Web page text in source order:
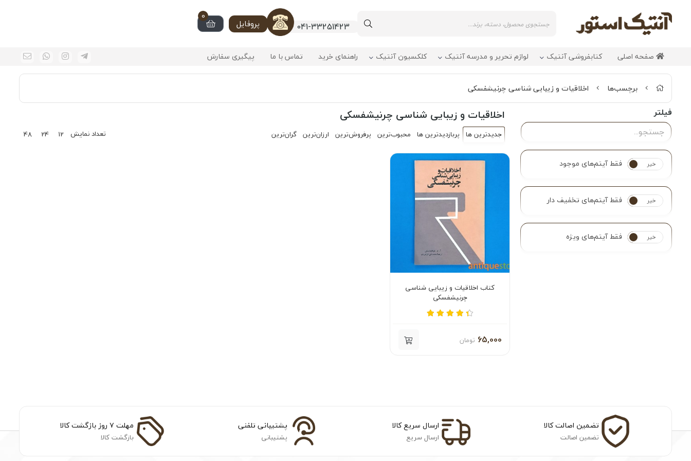
041-33251423 پروفایل
0
صفحه اصلی کتابفروشی آنتیک لوازم تحریر و مدرسه آنتیک کلکسیون آنتیک راهنمای خرید تماس با ما پیگیری سفارش
برچسب‌ها اخلاقیات و زیبایی شناسی چرنیشفسکی
فیلتر
بله خیر فقط آیتم‌های موجود
بله خیر فقط آیتم‌های تخفیف دار
بله خیر فقط آیتم‌های ویژه
اخلاقیات و زیبایی شناسی چرنیشفسکی
جدیدترین ها پربازدیدترین ها محبوب‌‌ترین پرفروش‌ترین ارزان‌ترین گران‌ترین تعداد نمایش 12
24
48
کتاب اخلاقیات و زیبایی شناسی
چرنیشفسکی
65,000 تومان
تضمین اصالت کالا
تضمین اصالت
ارسال سریع کالا
ارسال سریع
پشتیبانی تلفنی
پشتیبانی
مهلت ۷ روز بازگشت کالا
بازگشت کالا